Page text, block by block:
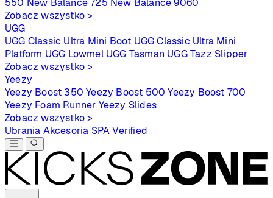
550 New Balance 725 New Balance 9060
Zobacz wszystko >
UGG
UGG Classic Ultra Mini Boot UGG Classic Ultra Mini
Platform UGG Lowmel UGG Tasman UGG Tazz Slipper
Zobacz wszystko >
Yeezy
Yeezy Boost 350 Yeezy Boost 500 Yeezy Boost 700
Yeezy Foam Runner Yeezy Slides
Zobacz wszystko >
Ubrania Akcesoria SPAVerified